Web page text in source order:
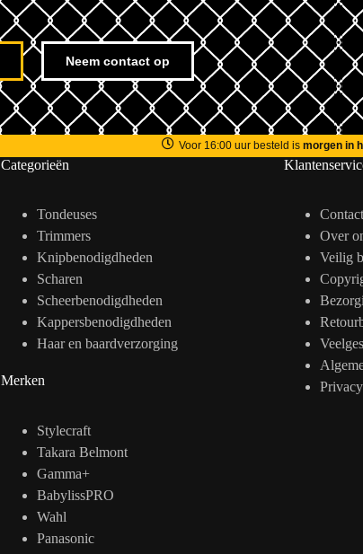
Neem contact op
Voor 16:00 uur besteld ismorgen in
Categorieën
Tondeuses
Trimmers
Knipbenodigdheden
Scharen
Scheerbenodigdheden
Kappersbenodigdheden
Haar en baardverzorging
Merken
Stylecraft
Takara Belmont
Gamma+
BabylissPRO
Wahl
Panasonic
Contact
Over
Veilig